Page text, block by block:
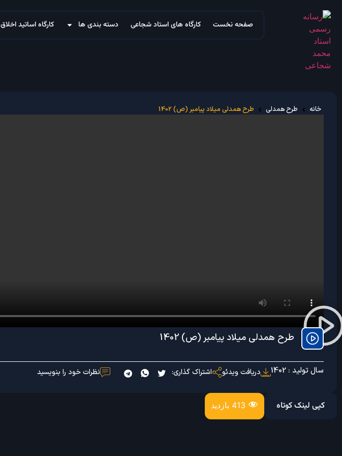
صفحه نخست کارگاه های استاد شجاعی دسته بندی ها کارگاه اساتید اخلاق
خانه طرح همدلی طرح همدلی میلاد پیامبر (ص) 1402
طرح همدلی میلاد پیامبر (ص) 1402
سال تولید : 1402 دریافت ویدئو اشتراک گذاری: نظرات خود را بنویسید
کپی لینک کوتاه